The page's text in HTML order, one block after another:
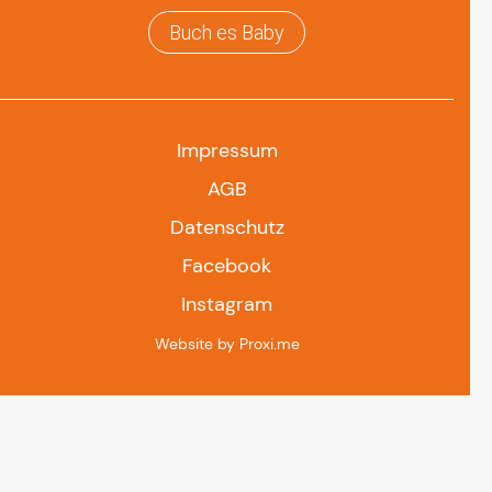
Buch es Baby
Impressum
AGB
Datenschutz
Facebook
Instagram
Website by Proxi.me